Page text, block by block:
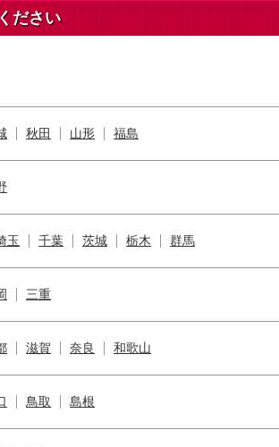
ださい
秋田 山形 福島
玉 千葉 茨城 栃木 群馬
三重
滋賀 奈良 和歌山
鳥取 島根